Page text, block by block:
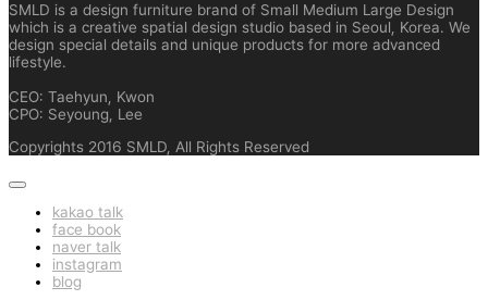
SMLD is a design furniture brand of Small Medium Large Design
which is a creative spatial design studio based in Seoul, Korea. We
design special details and unique products for more advanced
lifestyle.
CEO: Taehyun, Kwon
CPO: Seyoung, Lee
Copyrights 2016 SMLD, All Rights Reserved
kakao talk
face book
naver talk
instagram
blog